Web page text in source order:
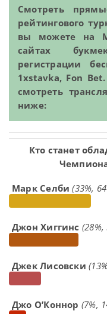
Смотреть
рейтингового
вы можете на
сайтах
регистрации
1xstavka, Fon
смотреть
ниже:
Кто станет
Марк Селби (33%,
Джон Хиггинс (28%,
Джек Лисовски
Джо О’Коннор (7%,